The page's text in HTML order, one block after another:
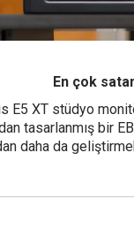
En çok
E5 XT stüdyo
tasarlanmış bir
daha da